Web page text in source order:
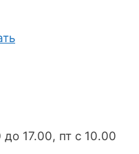
до 17.00, пт с 10.00